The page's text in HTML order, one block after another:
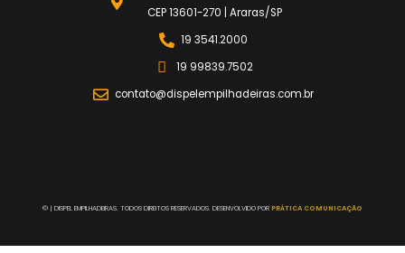
CEP 13601-270 | Araras/SP
19 3541.2000
19 99839.7502
contato@dispelempilhadeiras.com.br
© | DISPEL EMPILHADEIRAS. TODOS DIREITOS RESERVADOS. DESENVOLVIDO PORPRÁTICA COMUNICAÇÃO